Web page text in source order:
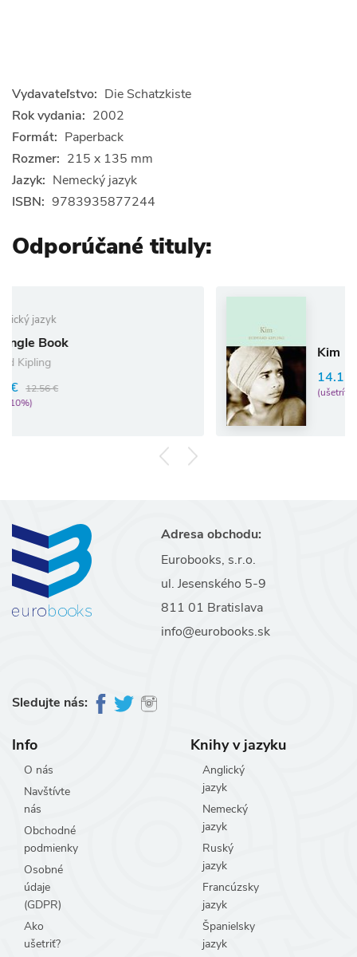
Vydavateľstvo: Die Schatzkiste
Rok vydania: 2002
Formát: Paperback
Rozmer: 215 x 135 mm
Jazyk: Nemecký jazyk
ISBN: 9783935877244
Odporúčané tituly:
Kim
14.13 €
15.70 €
(ušetríte 10%)
Adresa obchodu:
Eurobooks, s.r.o.
ul. Jesenského 5-9
811 01 Bratislava
info@eurobooks.sk
Sledujte nás:
Info
O nás
Navštívte
nás
Obchodné
podmienky
Osobné
údaje
(GDPR)
Ako
ušetriť?
Knihy v jazyku
Anglický
jazyk
Nemecký
jazyk
Ruský
jazyk
Francúzsky
jazyk
Španielsky
jazyk